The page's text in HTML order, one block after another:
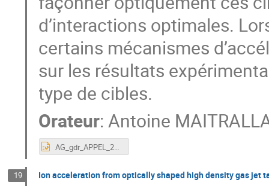
d’interactions optimales.
certains mécanismes
sur les résultats
type de cibles.
Orateur:Antoine
AG_gdr_APPEL_23_AM.pptx
19 Ion acceleration from optically shaped high density gas jet